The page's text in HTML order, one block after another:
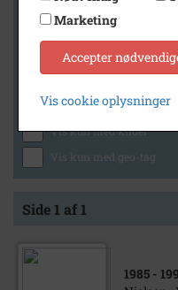
Generelt
Vis kun med billeder
Vis kun med lydklip
Vis kun med kilder
Vis kun med geo-tag
Side 1 af 1
1985 -
Marketing
Accepter
Vis cookie oplysninger